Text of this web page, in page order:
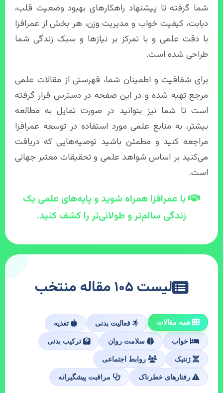
شما گرفته تا پیشنهاد راهکارهای بهبود وضعیت قلب،
دیابت، کیفیت خواب و مدیریت وزن، هر بخش از عمرافزا
با دقت علمی و با تمرکز بر نیازها و سبک زندگی شما
طراحی شده است.
برای شفافیت و اطمینان شما، فهرستی از مقالات علمی
مرجع تهیه شده و در این صفحه در دسترس قرار گرفته
است تا شما نیز بتوانید در صورت تمایل به مطالعه
بیشتر، به منابع علمی مورد استفاده در توسعه عمرافزا
مراجعه کنید و مطمئن باشید توصیه‌هایی که دریافت
می‌کنید بر اساس شواهد علمی و تحقیقات معتبر جهانی
است.
با عمرافزا همراه شوید و پایه‌های علمی یک
زندگی سالم‌تر و طولانی‌تر را کشف کنید.
لیست ۱۰۵ مقاله منتخب
سلامت روان